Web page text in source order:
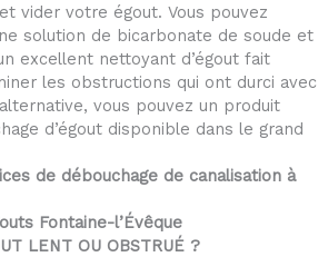
vider votre égout. Vous pouvez
solution de bicarbonate de soude et
excellent nettoyant d’égout fait
les obstructions qui ont durci avec
vous pouvez un produit
d’égout disponible dans le grand
de débouchage de canalisation à
Fontaine-l’Évêque
LENT OU OBSTRUÉ ?